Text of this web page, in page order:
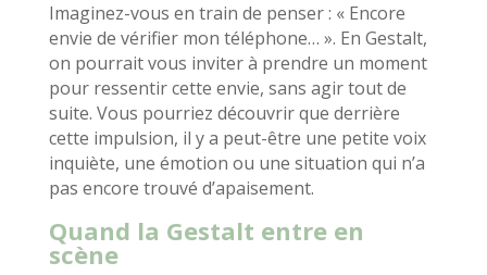
Imaginez-vous en train de penser : « Encore
envie de vérifier mon téléphone… ». En Gestalt,
on pourrait vous inviter à prendre un moment
pour ressentir cette envie, sans agir tout de
suite. Vous pourriez découvrir que derrière
cette impulsion, il y a peut-être une petite voix
inquiète, une émotion ou une situation qui n’a
pas encore trouvé d’apaisement.
Quand la Gestalt entre en
scène